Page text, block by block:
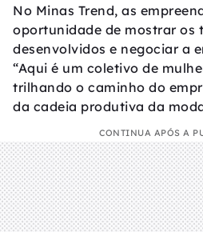
No Minas Trend, as
oportunidade de mostrar os
desenvolvidos e negociar a
“Aqui é um coletivo de
trilhando o caminho do
da cadeia produtiva da
CONTINUA APÓS A